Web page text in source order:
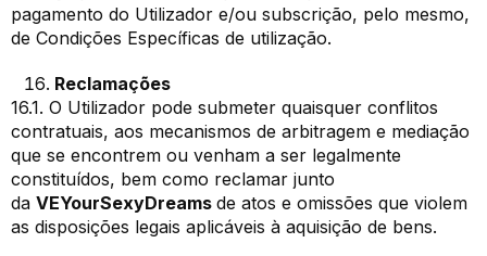
pagamento do Utilizador e/ou subscrição, pelo mesmo,
de Condições Específicas de utilização.
Reclamações
16.1. O Utilizador pode submeter quaisquer conflitos
contratuais, aos mecanismos de arbitragem e mediação
que se encontrem ou venham a ser legalmente
constituídos, bem como reclamar junto
da VEYourSexyDreams de atos e omissões que violem
as disposições legais aplicáveis à aquisição de bens.